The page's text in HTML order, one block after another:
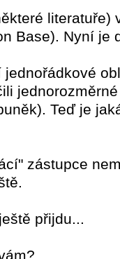
Base). Nyní je
Teď je
zástupce
přijdu...